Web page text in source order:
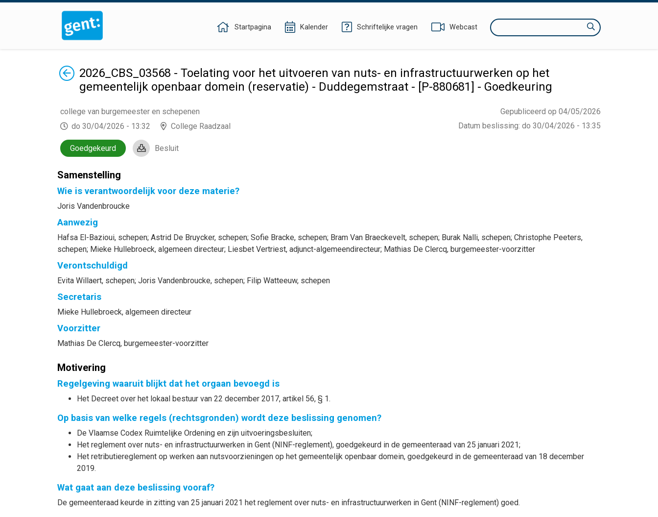
Startpagina Kalender Schriftelijke vragen Webcast Zoeken
Terug2026_CBS_03568 - Toelating voor het uitvoeren van nuts- en infrastructuurwerken op het
gemeentelijk openbaar domein (reservatie) - Duddegemstraat - [P-880681] - Goedkeuring
Gepubliceerd op 04/05/2026
Datum beslissing: do 30/04/2026 - 13:35
college van burgemeester en schepenen
do 30/04/2026 - 13:32
College Raadzaal
Goedgekeurd Besluit
Samenstelling
Wie is verantwoordelijk voor deze materie?
Joris Vandenbroucke
Aanwezig
Hafsa El-Bazioui, schepen; Astrid De Bruycker, schepen; Sofie Bracke, schepen; Bram Van Braeckevelt, schepen; Burak Nalli, schepen; Christophe Peeters,
schepen; Mieke Hullebroeck, algemeen directeur; Liesbet Vertriest, adjunct-algemeendirecteur; Mathias De Clercq, burgemeester-voorzitter
Verontschuldigd
Evita Willaert, schepen; Joris Vandenbroucke, schepen; Filip Watteeuw, schepen
Secretaris
Mieke Hullebroeck, algemeen directeur
Voorzitter
Mathias De Clercq, burgemeester-voorzitter
Motivering
Regelgeving waaruit blijkt dat het orgaan bevoegd is
Het Decreet over het lokaal bestuur van 22 december 2017, artikel 56, § 1.
Op basis van welke regels (rechtsgronden) wordt deze beslissing genomen?
De Vlaamse Codex Ruimtelijke Ordening en zijn uitvoeringsbesluiten;
Het reglement over nuts- en infrastructuurwerken in Gent (NINF-reglement), goedgekeurd in de gemeenteraad van 25 januari 2021;
Het retributiereglement op werken aan nutsvoorzieningen op het gemeentelijk openbaar domein, goedgekeurd in de gemeenteraad van 18 december
2019.
Wat gaat aan deze beslissing vooraf?
De gemeenteraad keurde in zitting van 25 januari 2021 het reglement over nuts- en infrastructuurwerken in Gent (NINF-reglement) goed.